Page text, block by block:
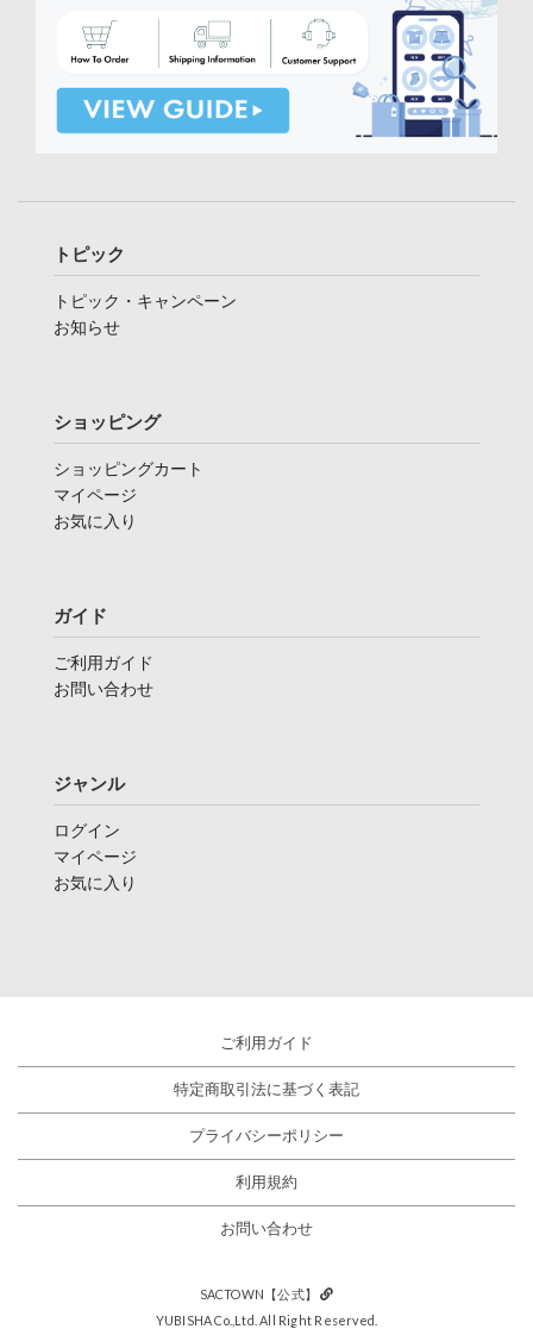
トピック
トピック・キャンペーン
お知らせ
ショッピング
ショッピングカート
マイページ
お気に入り
ガイド
ご利用ガイド
お問い合わせ
ジャンル
ログイン
マイページ
お気に入り
ご利用ガイド
特定商取引法に基づく表記
プライバシーポリシー
利用規約
お問い合わせ
SACTOWN【公式】
YUBISHA Co.,Ltd. All Right Reserved.